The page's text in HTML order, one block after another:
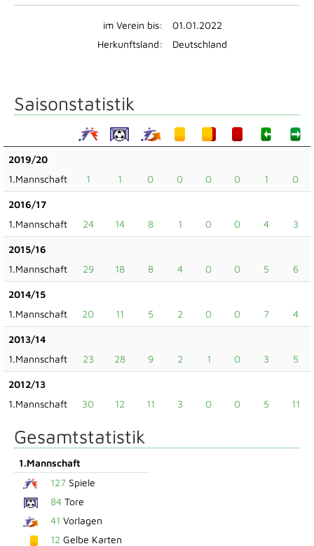
im Verein bis:
01.01.2022
Herkunftsland:
Deutschland
Saisonstatistik
2019/20
1.Mannschaft
1 1 0 0 0 0 1 0
2016/17
1.Mannschaft
24 14 8 1 0 0 4 3
2015/16
1.Mannschaft
29 18 8 4 0 0 5 6
2014/15
1.Mannschaft
20 11 5 2 0 0 7 4
2013/14
1.Mannschaft
23 28 9 2 1 0 3 5
2012/13
1.Mannschaft
30 12 11 3 0 0 5 11
Gesamtstatistik
1.Mannschaft
127 Spiele
84 Tore
41 Vorlagen
12 Gelbe Karten